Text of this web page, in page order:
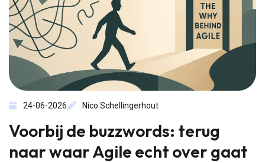
24-06-2026 Nico Schellingerhout
Voorbij de buzzwords: terug
naar waar Agile echt over gaat